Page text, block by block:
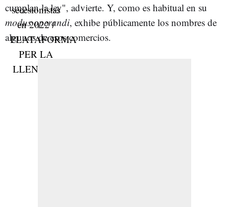
cumplan la ley", advierte. Y, como es habitual en su
modus operandi, exhibe públicamente los nombres de
algunos de esos comercios.